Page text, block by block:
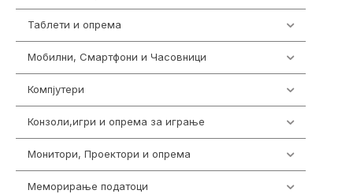
Таблети и опрема
Мобилни, Смартфони и Часовници
Компјутери
Конзоли,игри и опрема за играње
Монитори, Проектори и опрема
Меморирање податоци